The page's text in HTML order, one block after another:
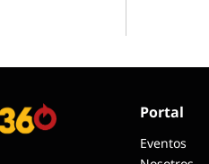
Portal
Eventos